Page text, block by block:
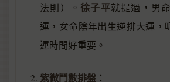
法則）。徐子平就提過，男
運，女命陰年出生逆排大運，
運時間好重要。
紫微鬥數排盤 ：